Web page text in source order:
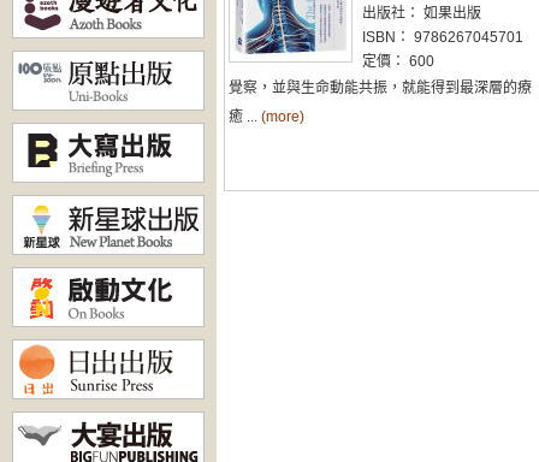
出版社： 如果出版
ISBN： 9786267045701
定價： 600
覺察，並與生命動能共振，就能得到最深層的療
癒 ... (more)